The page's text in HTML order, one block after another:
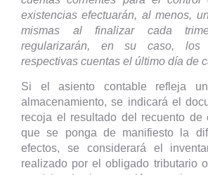
existencias efectuarán, al menos,
mismas al finalizar cada
regularizarán, en su caso,
respectivas cuentas el último día de
Si el asiento contable refleja
almacenamiento, se indicará el
recoja el resultado del recuento de
que se ponga de manifiesto la
efectos, se considerará el
realizado por el obligado tributario